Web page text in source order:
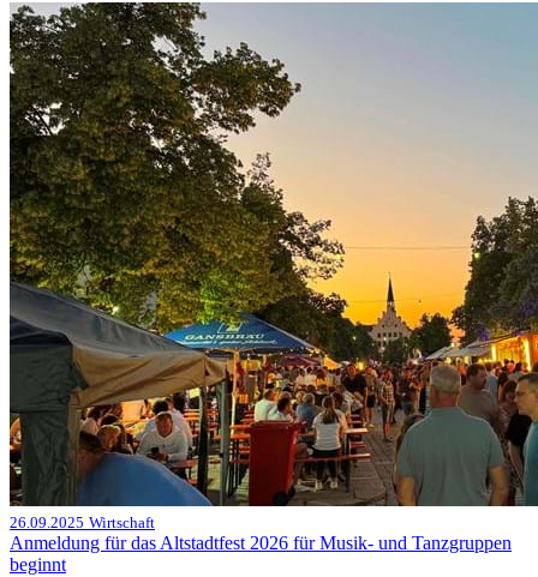
26.09.2025 Wirtschaft
Anmeldung für das Altstadtfest 2026 für Musik- und Tanzgruppen
beginnt